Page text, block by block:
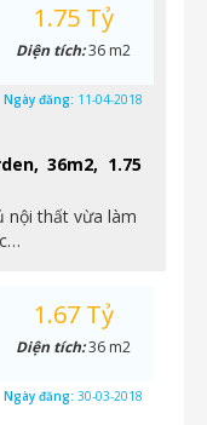
36m2, 1.75
nội thất vừa làm
1.75 Tỷ
Diện tích:36 m2
Ngày đăng: 11-04-2018
1.67 Tỷ
Diện tích:36 m2
Ngày đăng: 30-03-2018